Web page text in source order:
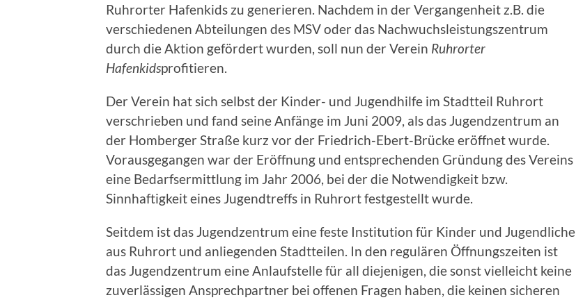
Ruhrorter Hafenkids zu generieren. Nachdem in der Vergangenheit z.B. die
verschiedenen Abteilungen des MSV oder das Nachwuchsleistungszentrum
durch die Aktion gefördert wurden, soll nun der Verein Ruhrorter
Hafenkidsprofitieren.
Der Verein hat sich selbst der Kinder- und Jugendhilfe im Stadtteil Ruhrort
verschrieben und fand seine Anfänge im Juni 2009, als das Jugendzentrum an
der Homberger Straße kurz vor der Friedrich-Ebert-Brücke eröffnet wurde.
Vorausgegangen war der Eröffnung und entsprechenden Gründung des Vereins
eine Bedarfsermittlung im Jahr 2006, bei der die Notwendigkeit bzw.
Sinnhaftigkeit eines Jugendtreffs in Ruhrort festgestellt wurde.
Seitdem ist das Jugendzentrum eine feste Institution für Kinder und Jugendliche
aus Ruhrort und anliegenden Stadtteilen. In den regulären Öffnungszeiten ist
das Jugendzentrum eine Anlaufstelle für all diejenigen, die sonst vielleicht keine
zuverlässigen Ansprechpartner bei offenen Fragen haben, die keinen sicheren